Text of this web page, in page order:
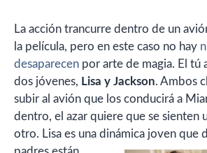
La acción trancurre dentro de un
la película, pero en este caso no hay
desaparecen por arte de magia. El tú
dos jóvenes, Lisa y Jackson. Ambos
subir al avión que los conducirá a
dentro, el azar quiere que se sienten
otro. Lisa es una dinámica joven que